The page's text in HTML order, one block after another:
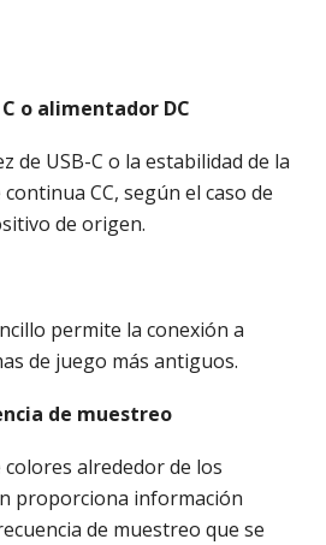
o alimentador DC
de USB-C o la estabilidad de la
CC, según el caso de
de origen.
permite la conexión a
de juego más antiguos.
de muestreo
alrededor de los
proporciona información
de muestreo que se